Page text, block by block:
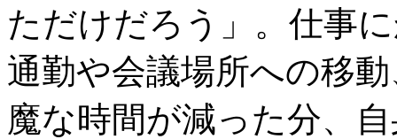
ただけだろう」。仕事
通勤や会議場所への移
魔な時間が減った分、